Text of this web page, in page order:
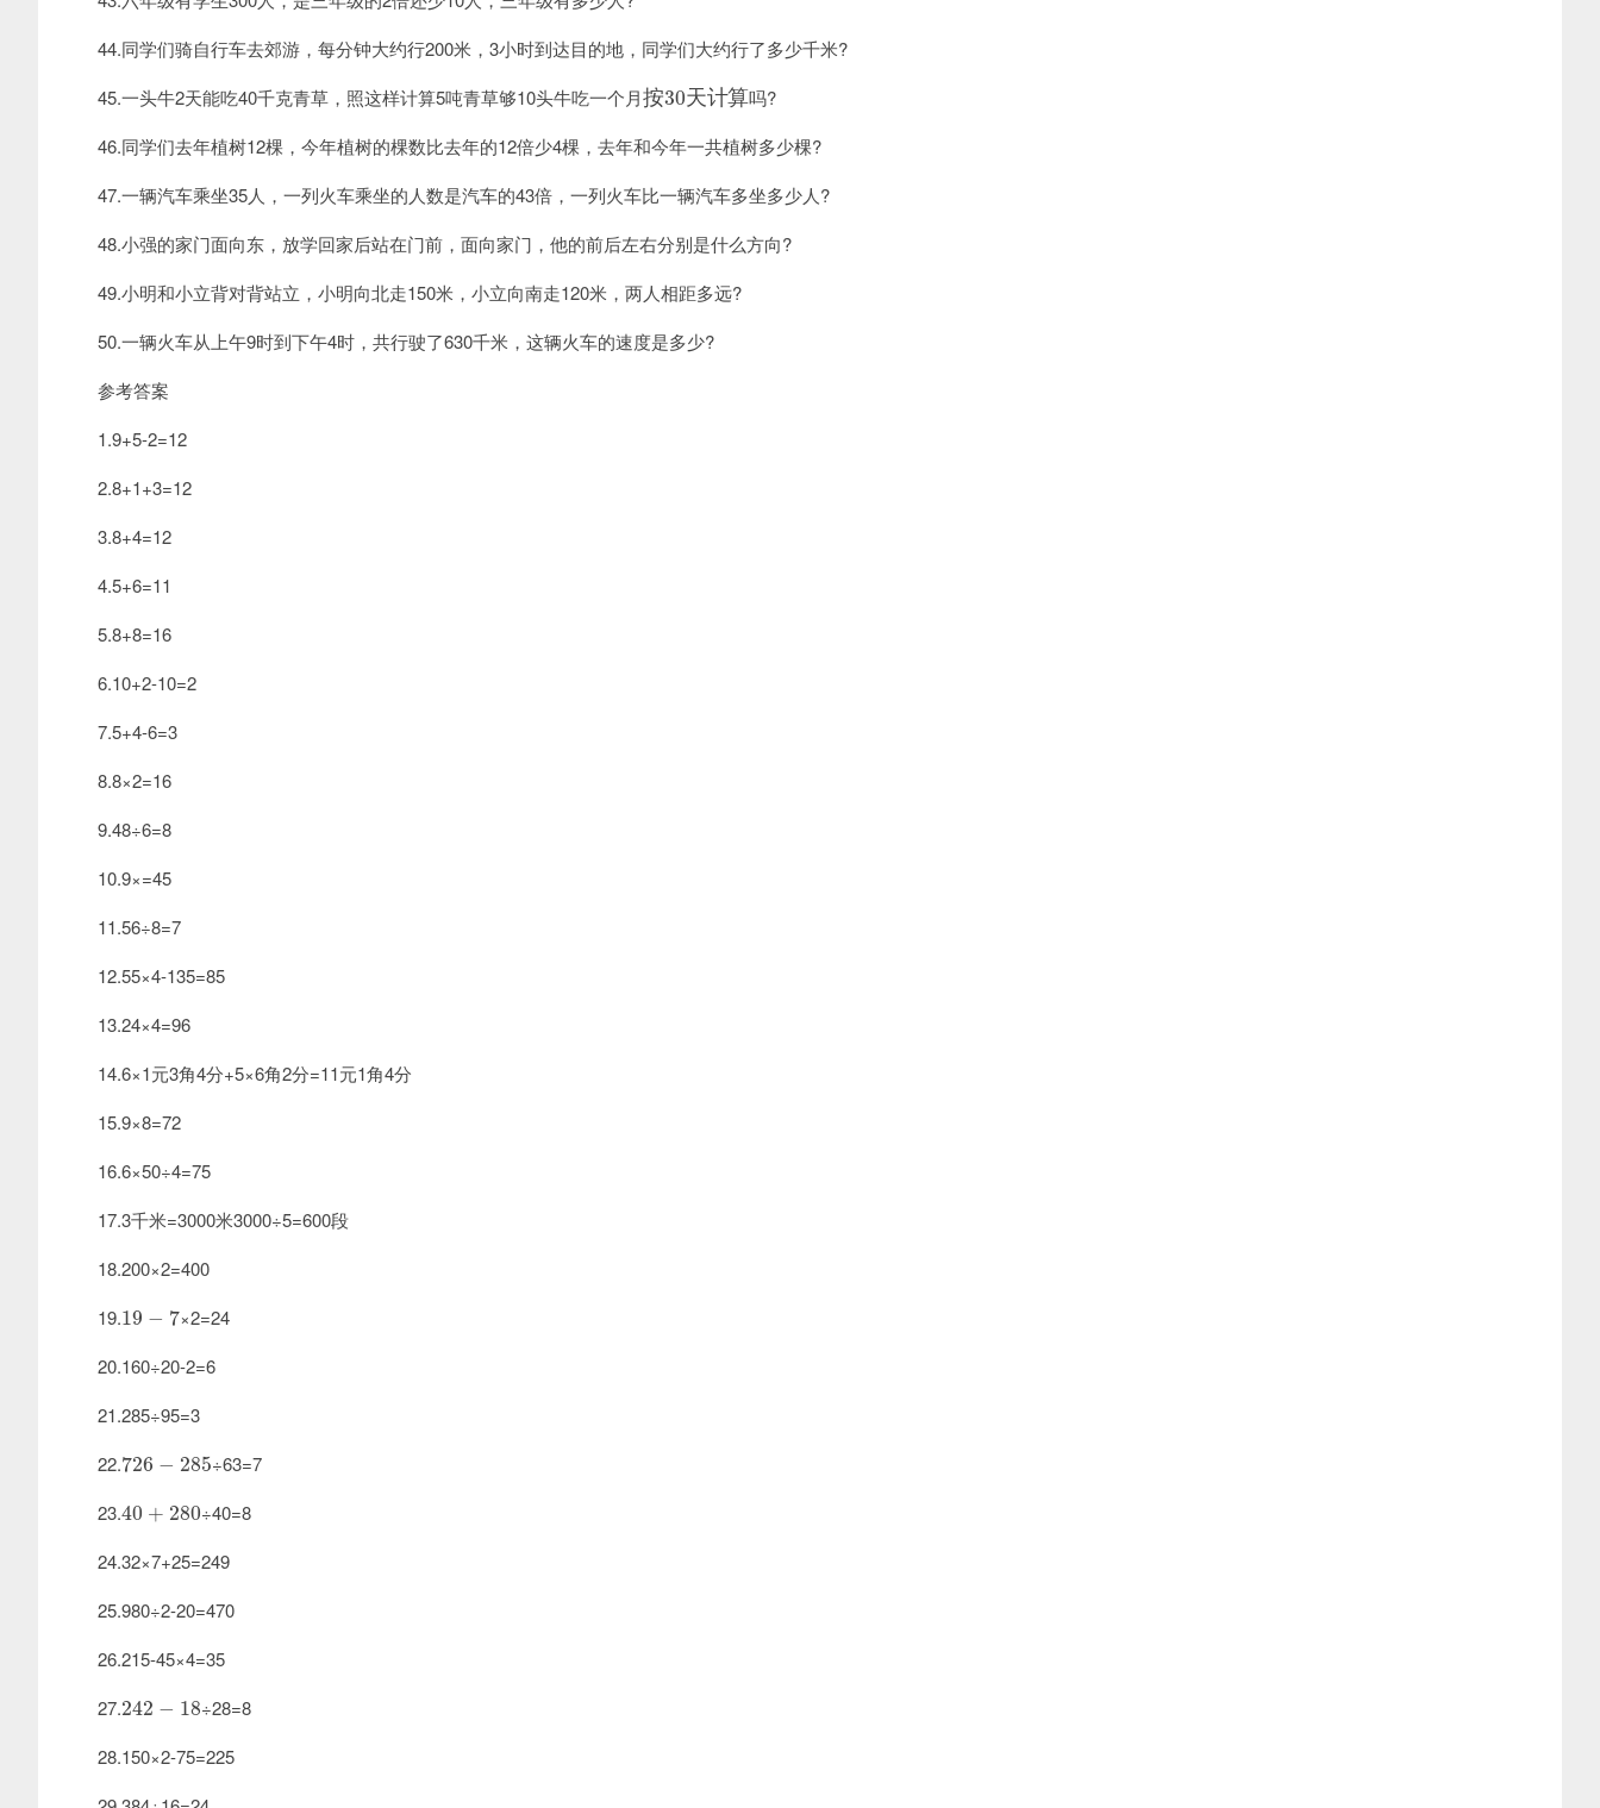
44.同学们骑自行车去郊游，每分钟大约行200米，3小时到达目的地，同学们大约行了多少千米?
45.一头牛2天能吃40千克青草，照这样计算5吨青草够10头牛吃一个月按30天计算
按30天 计算吗?
46.同学们去年植树12棵，今年植树的棵数比去年的12倍少4棵，去年和今年一共植树多少棵?
47.一辆汽车乘坐35人，一列火车乘坐的人数是汽车的43倍，一列火车比一辆汽车多坐多少人?
48.小强的家门面向东，放学回家后站在门前，面向家门，他的前后左右分别是什么方向?
49.小明和小立背对背站立，小明向北走150米，小立向南走120米，两人相距多远?
50.一辆火车从上午9时到下午4时，共行驶了630千米，这辆火车的速度是多少?
参考答案
1.9+5-2=12
2.8+1+3=12
3.8+4=12
4.5+6=11
5.8+8=16
6.10+2-10=2
7.5+4-6=3
8.8×2=16
9.48÷6=8
10.9×=45
11.56÷8=7
12.55×4-135=85
13.24×4=96
14.6×1元3角4分+5×6角2分=11元1角4分
15.9×8=72
16.6×50÷4=75
17.3千米=3000米3000÷5=600段
18.200×2=400
19.19 − 7
19
×2=24
20.160÷20-2=6
21.285÷95=3
22.726 − 285
726 285 ÷63=7
23.40 + 280
40 + 280 ÷40=8
24.32×7+25=249
25.980÷2-20=470
26.215-45×4=35
27.242 − 18
242 18 ÷28=8
28.150×2-75=225